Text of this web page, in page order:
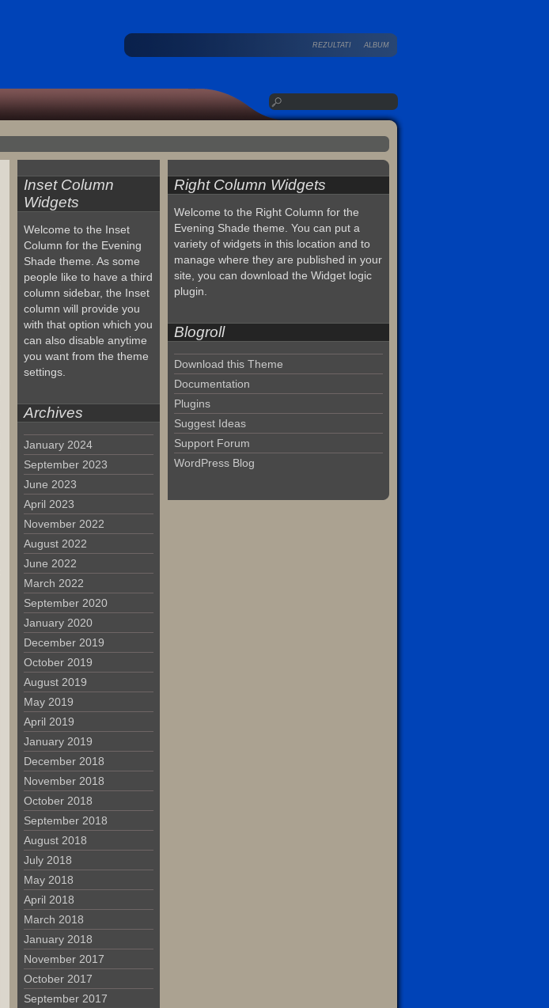
REZULTATI ALBUM
Inset Column
Widgets
Welcome to the Inset
Column for the Evening
Shade theme. As some
people like to have a third
column sidebar, the Inset
column will provide you
with that option which you
can also disable anytime
you want from the theme
settings.
Archives
January 2024
September 2023
June 2023
April 2023
November 2022
August 2022
June 2022
March 2022
September 2020
January 2020
December 2019
October 2019
August 2019
May 2019
April 2019
January 2019
December 2018
November 2018
October 2018
September 2018
August 2018
July 2018
May 2018
April 2018
March 2018
January 2018
November 2017
October 2017
September 2017
Right Column Widgets
Welcome to the Right Column for the
Evening Shade theme. You can put a
variety of widgets in this location and to
manage where they are published in your
site, you can download the Widget logic
plugin.
Blogroll
Download this Theme
Documentation
Plugins
Suggest Ideas
Support Forum
WordPress Blog